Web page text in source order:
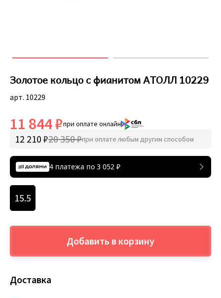
Золотое кольцо с фианитом АТОЛЛ 10229
арт. 10229
11 844 ₽при оплате онлайн
12 210 ₽20 350 ₽при оплате любым другим способом
4 платежа по 3 052 ₽
15.5
Добавить в корзину
Доставка